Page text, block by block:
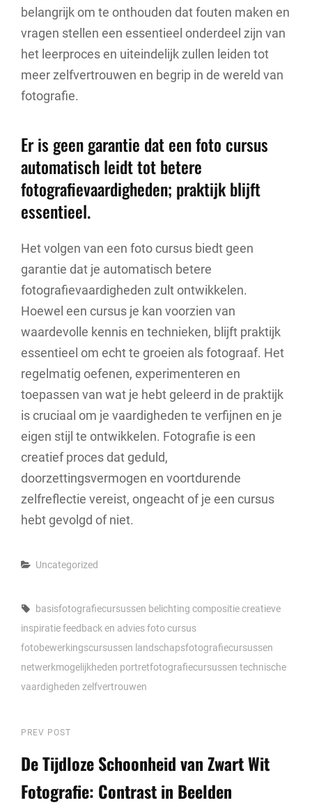
belangrijk om te onthouden dat fouten maken en
vragen stellen een essentieel onderdeel zijn van
het leerproces en uiteindelijk zullen leiden tot
meer zelfvertrouwen en begrip in de wereld van
fotografie.
Er is geen garantie dat een foto cursus
automatisch leidt tot betere
fotografievaardigheden; praktijk blijft
essentieel.
Het volgen van een foto cursus biedt geen
garantie dat je automatisch betere
fotografievaardigheden zult ontwikkelen.
Hoewel een cursus je kan voorzien van
waardevolle kennis en technieken, blijft praktijk
essentieel om echt te groeien als fotograaf. Het
regelmatig oefenen, experimenteren en
toepassen van wat je hebt geleerd in de praktijk
is cruciaal om je vaardigheden te verfijnen en je
eigen stijl te ontwikkelen. Fotografie is een
creatief proces dat geduld,
doorzettingsvermogen en voortdurende
zelfreflectie vereist, ongeacht of je een cursus
hebt gevolgd of niet.
Categories
Uncategorized
Tags,
basisfotografiecursussen belichting compositiecreatieve
inspiratiefeedback en adviesfoto cursus
fotobewerkingscursussen landschapsfotografiecursussen
netwerkmogelijkheden portretfotografiecursussen technische
vaardigheden zelfvertrouwen
Berichtnavigatie
Previous
Post
PREV POST
De Tijdloze Schoonheid van Zwart Wit
Fotografie: Contrast in Beelden